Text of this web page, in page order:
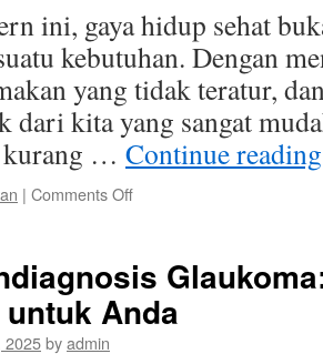
ini, gaya hidup sehat
kebutuhan. Dengan
yang tidak teratur,
dari kita yang sangat
kurang … Continue
| Comments Offon
yang
Mudah
untuk
Anda
2025byadmin